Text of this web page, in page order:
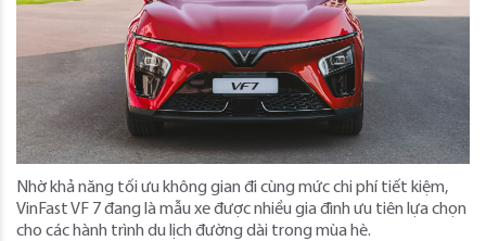
Nhờ khả năng tối ưu không gian đi cùng mức chi phí tiết kiệm,
VinFast VF 7 đang là mẫu xe được nhiều gia đình ưu tiên lựa chọn
cho các hành trình du lịch đường dài trong mùa hè.